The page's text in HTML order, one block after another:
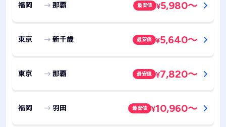
福岡 那覇 最安値 ¥5,980～
東京 新千歳 最安値 ¥5,640～
東京 那覇 最安値 ¥7,820～
福岡 羽田 最安値 ¥10,960～